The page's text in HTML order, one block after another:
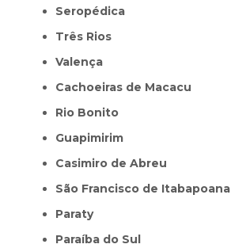
Seropédica
Três Rios
Valença
Cachoeiras de Macacu
Rio Bonito
Guapimirim
Casimiro de Abreu
São Francisco de Itabapoana
Paraty
Paraíba do Sul